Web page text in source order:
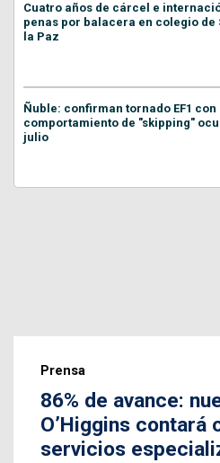
Cuatro años de cárcel e
penas por balacera en colegio de
la Paz
Ñuble: confirman tornado EF1 con
comportamiento de "skipping"
julio
Prensa
86% de avance:
O’Higgins contará
servicios